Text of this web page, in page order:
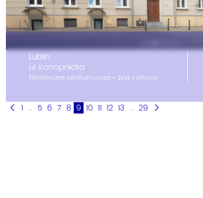
Lublin
ul. Konopnicka
Klimatyczne centrum, cisza + zysk z oficyny
1 ... 5 6 7 8 9 10 11 12 13 ... 29